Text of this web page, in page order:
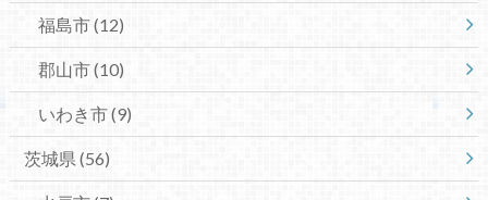
福島市(12)
郡山市(10)
いわき市(9)
茨城県 (56)